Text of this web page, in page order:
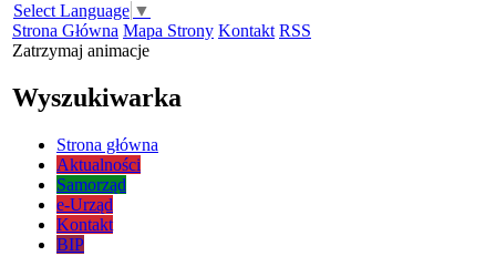
Select Language ▼
Strona Główna Mapa Strony Kontakt RSS
Zatrzymaj animacje
Wyszukiwarka
Strona główna
Aktualności
Samorząd
e-Urząd
Kontakt
BIP